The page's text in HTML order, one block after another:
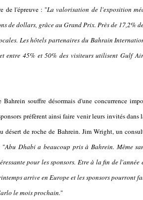
de l'épreuve : "La valorisation de l'exposition
de dollars, grâce au Grand Prix. Près de 17,2%
Les hôtels partenaires du Bahrain
entre 45% et 50% des visiteurs utilisent Gulf
Bahrein souffre désormais d'une concurrence
préfèrent ainsi faire venir leurs invités
désert de roche de Bahrein. Jim Wright, un
"Abu Dhabi a beaucoup pris à Bahrein. Même
pour les sponsors. Etre à la fin de l'année
arrive en Europe et les sponsors pourront
le mois prochain."